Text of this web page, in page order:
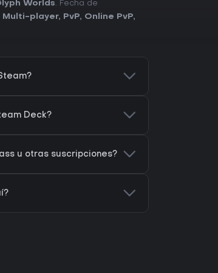
Worlds. Fecha de
Multi-player, PvP, Online PvP,
Deck?
u otras suscripciones?